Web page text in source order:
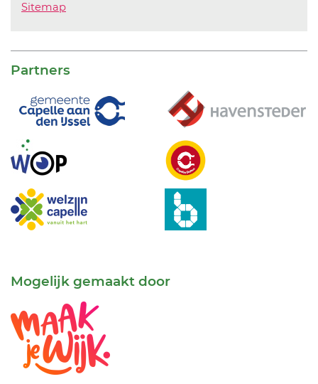
Sitemap
Partners
Mogelijk gemaakt door